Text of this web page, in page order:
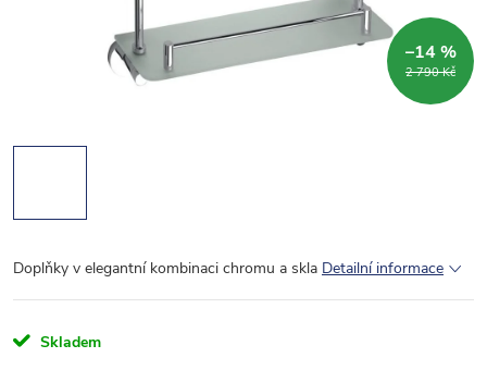
2 790 Kč
–14 %
Doplňky v elegantní kombinaci chromu a skla Detailní informace
Skladem